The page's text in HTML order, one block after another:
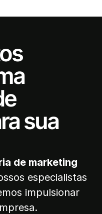
sua
de marketing
especialistas
impulsionar